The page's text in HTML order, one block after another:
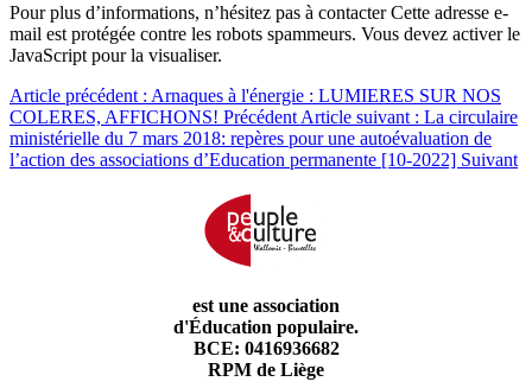
Pour plus d’informations, n’hésitez pas à contacterCette adresse e-
mail est protégée contre les robots spammeurs. Vous devez activer le
JavaScript pour la visualiser.
Article précédent : Arnaques à l'énergie : LUMIERES SUR NOS
COLERES, AFFICHONS! Précédent Article suivant : La circulaire
ministérielle du 7 mars 2018: repères pour une autoévaluation de
l’action des associations d’Education permanente [10-2022] Suivant
est une association
d'Éducation populaire.
BCE: 0416936682
RPM de Liège